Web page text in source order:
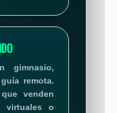
gimnasio,
remota.
venden
virtuales o